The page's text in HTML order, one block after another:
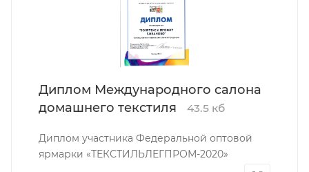
Диплом Международного салона
домашнего текстиля
43.5 кб
Диплом участника Федеральной оптовой
ярмарки «ТЕКСТИЛЬЛЕГПРОМ-2020»